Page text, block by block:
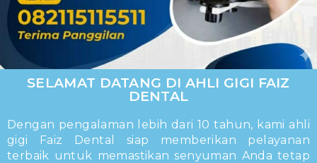
SELAMAT DATANG DI AHLI GIGI FAIZ
DENTAL
Dengan pengalaman lebih dari 10 tahun, kami ahli
gigi Faiz Dental siap memberikan pelayanan
terbaik untuk memastikan senyuman Anda tetap